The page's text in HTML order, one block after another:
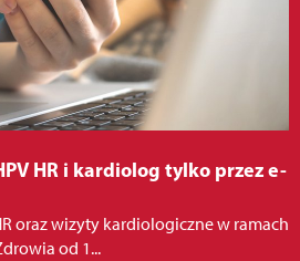
HR i kardiolog tylko przez e-
oraz wizyty kardiologiczne w ramach
od 1...